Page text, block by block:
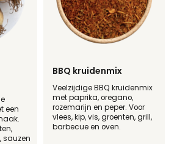
een
sauzen
BBQ kruidenmix
Veelzijdige BBQ kruidenmix
met paprika, oregano,
rozemarijn en peper. Voor
vlees, kip, vis, groenten, grill,
barbecue en oven.